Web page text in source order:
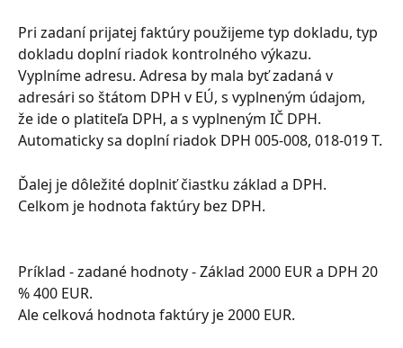
Pri zadaní prijatej faktúry použijeme typ dokladu, typ
dokladu doplní riadok kontrolného výkazu.
Vyplníme adresu. Adresa by mala byť zadaná v
adresári so štátom DPH v EÚ, s vyplneným údajom,
že ide o platiteľa DPH, a s vyplneným IČ DPH.
Automaticky sa doplní riadok DPH 005-008, 018-019 T.
Ďalej je dôležité doplniť čiastku základ a DPH.
Celkom je hodnota faktúry bez DPH.
Príklad - zadané hodnoty - Základ 2000 EUR a DPH 20
% 400 EUR.
Ale celková hodnota faktúry je 2000 EUR.